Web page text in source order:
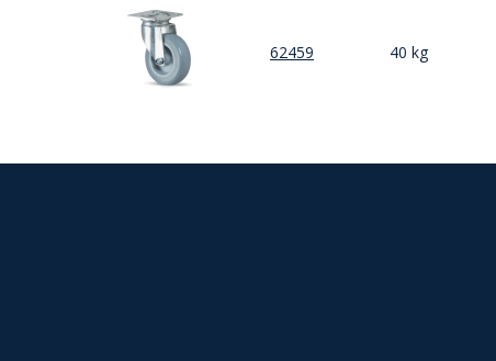
62459 40 kg